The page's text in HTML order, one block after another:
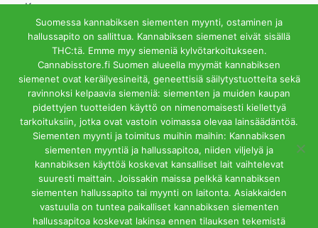
Kauppa
Ostoskori
Helsingin Myymälä
Aukioloajat
Ma-Pe 12-18 La 12-15
Riihipellonkuja 3, 00390
Helsinki
info@cannabisstore.fi
Suomessa kannabiksen siementen myynti, ostaminen ja
hallussapito on sallittua. Kannabiksen siemenet eivät sisällä
THC:tä. Emme myy siemeniä kylvötarkoitukseen.
Cannabisstore.fi Suomen alueella myymät kannabiksen
siemenet ovat keräilyesineitä, geneettisiä säilytystuotteita sekä
ravinnoksi kelpaavia siemeniä: siementen ja muiden kaupan
pidettyjen tuotteiden käyttö on nimenomaisesti kiellettyä
tarkoituksiin, jotka ovat vastoin voimassa olevaa lainsäädäntöä.
Siementen myynti ja toimitus muihin maihin: Kannabiksen
siementen myyntiä ja hallussapitoa, niiden viljelyä ja
kannabiksen käyttöä koskevat kansalliset lait vaihtelevat
suuresti maittain. Joissakin maissa pelkkä kannabiksen
siementen hallussapito tai myynti on laitonta. Asiakkaiden
vastuulla on tuntea paikalliset kannabiksen siementen
hallussapitoa koskevat lakinsa ennen tilauksen tekemistä